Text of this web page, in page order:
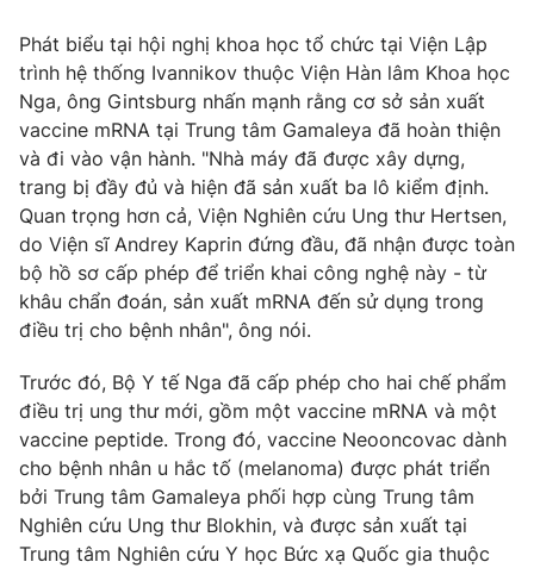
Chất lượng cuộc sống
Tuyển sinh
Học trực tuyến
Công nghệ
Hitech Công nghệ tương lai
Sản phẩm
Thị trường
Tư vấn
Giao lưu trực tuyến
Lịch phát sóng
Chuyên mục khác
Emagazine Podcast
Photo Infographic
Video Shorts video
VTV Money VTV Thể thao
Phát biểu tại hội nghị khoa học tổ chức tại Viện Lập
trình hệ thống Ivannikov thuộc Viện Hàn lâm Khoa học
Nga, ông Gintsburg nhấn mạnh rằng cơ sở sản xuất
vaccine mRNA tại Trung tâm Gamaleya đã hoàn thiện
và đi vào vận hành. "Nhà máy đã được xây dựng,
trang bị đầy đủ và hiện đã sản xuất ba lô kiểm định.
Quan trọng hơn cả, Viện Nghiên cứu Ung thư Hertsen,
do Viện sĩ Andrey Kaprin đứng đầu, đã nhận được toàn
bộ hồ sơ cấp phép để triển khai công nghệ này - từ
khâu chẩn đoán, sản xuất mRNA đến sử dụng trong
điều trị cho bệnh nhân", ông nói.
Trước đó, Bộ Y tế Nga đã cấp phép cho hai chế phẩm
điều trị ung thư mới, gồm một vaccine mRNA và một
vaccine peptide. Trong đó, vaccine Neooncovac dành
cho bệnh nhân u hắc tố (melanoma) được phát triển
bởi Trung tâm Gamaleya phối hợp cùng Trung tâm
Nghiên cứu Ung thư Blokhin, và được sản xuất tại
Trung tâm Nghiên cứu Y học Bức xạ Quốc gia thuộc